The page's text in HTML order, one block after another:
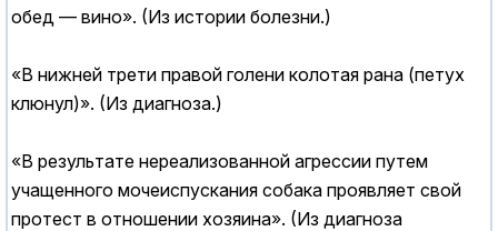
обед — вино». (Из истории болезни.)
«В нижней трети правой голени колотая рана (петух
клюнул)». (Из диагноза.)
«В результате нереализованной агрессии путем
учащенного мочеиспускания собака проявляет свой
протест в отношении хозяина». (Из диагноза